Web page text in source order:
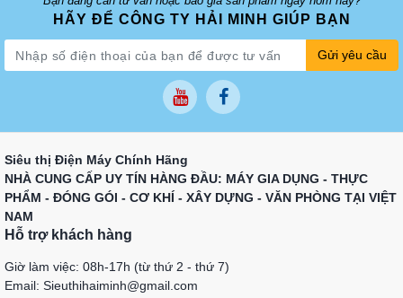
HÃY ĐỂ CÔNG TY HẢI MINH GIÚP BẠN
Gửi yêu cầu
Siêu thị Điện Máy Chính Hãng
NHÀ CUNG CẤP UY TÍN HÀNG ĐẦU: MÁY GIA DỤNG - THỰC
PHẨM - ĐÓNG GÓI - CƠ KHÍ - XÂY DỰNG - VĂN PHÒNG TẠI VIỆT
NAM
Hỗ trợ khách hàng
Giờ làm việc: 08h-17h (từ thứ 2 - thứ 7)
Email: Sieuthihaiminh@gmail.com